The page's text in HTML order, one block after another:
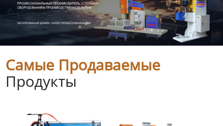
Самые Продаваемые
Продукты